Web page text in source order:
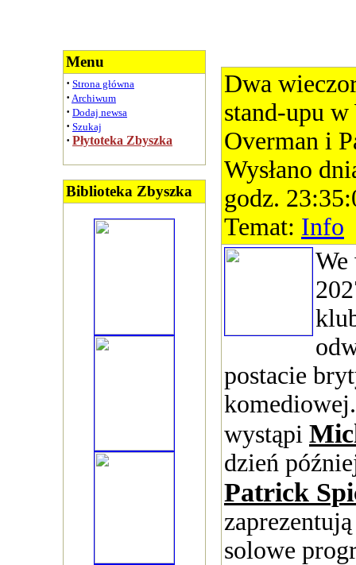
Menu
· Strona główna
· Archiwum
· Dodaj newsa
· Szukaj
· Płytoteka Zbyszka
Biblioteka Zbyszka
Dwa
stand-upu
Overman i
Wysłano
godz.
Temat: Info
We
postacie
wystąpi
dzień
Patrick
solowe